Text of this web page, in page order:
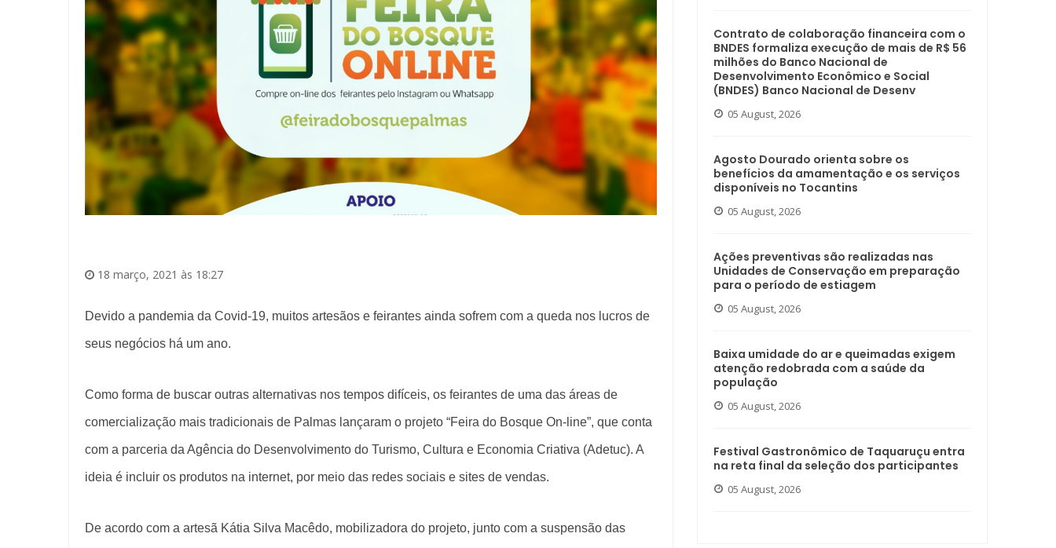
18 março, 2021 às 18:27
Devido a pandemia da Covid-19, muitos artesãos e feirantes ainda sofrem com a queda nos lucros de
seus negócios há um ano.
Como forma de buscar outras alternativas nos tempos difíceis, os feirantes de uma das áreas de
comercialização mais tradicionais de Palmas lançaram o projeto “Feira do Bosque On-line”, que conta
com a parceria da Agência do Desenvolvimento do Turismo, Cultura e Economia Criativa (Adetuc). A
ideia é incluir os produtos na internet, por meio das redes sociais e sites de vendas.
De acordo com a artesã Kátia Silva Macêdo, mobilizadora do projeto, junto com a suspensão das
Contrato de colaboração financeira com o
BNDES formaliza execução de mais de R$ 56
milhões do Banco Nacional de
Desenvolvimento Econômico e Social
(BNDES) Banco Nacional de Desenv
05 August, 2026
Agosto Dourado orienta sobre os
benefícios da amamentação e os serviços
disponíveis no Tocantins
05 August, 2026
Ações preventivas são realizadas nas
Unidades de Conservação em preparação
para o período de estiagem
05 August, 2026
Baixa umidade do ar e queimadas exigem
atenção redobrada com a saúde da
população
05 August, 2026
Festival Gastronômico de Taquaruçu entra
na reta final da seleção dos participantes
05 August, 2026